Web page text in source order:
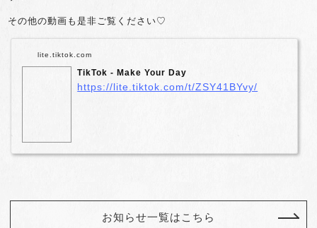
その他の動画も是非ご覧ください♡
lite.tiktok.com
TikTok - Make Your Day
https://lite.tiktok.com/t/ZSY41BYvy/
お知らせ一覧はこちら